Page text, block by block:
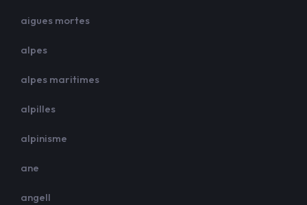
aigues mortes
alpes
alpes maritimes
alpilles
alpinisme
ane
angell